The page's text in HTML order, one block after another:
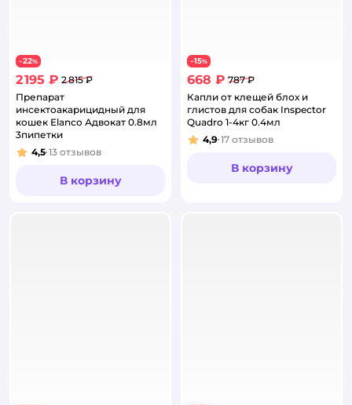
−22%
2 195 ₽ 2 815 ₽
Препарат
инсектоакарицидный для
кошек Elanco Адвокат 0.8мл
3пипетки
Рейтинг:
4,5 13 отзывов
В корзину
−15%
668 ₽ 787 ₽
Капли от клещей блох и
глистов для собак Inspector
Quadro 1-4кг 0.4мл
Рейтинг:
4,9 17 отзывов
В корзину